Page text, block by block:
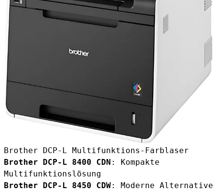
Brother DCP-L Multifunktions-Farblaser
Brother DCP-L 8400 CDN : Kompakte
Multifunktionslösung
Brother DCP-L 8450 CDW: Moderne Alternative